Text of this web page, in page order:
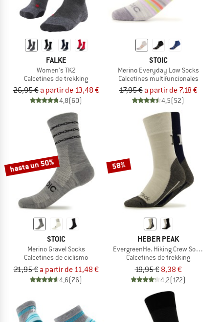
FALKE
Women's TK2
Calcetines de trekking
26,95 € a partir de 13,48 €
4,8(60)
STOIC
Merino Everyday Low Socks
Calcetines multifuncionales
17,95 € a partir de 7,18 €
4,5(52)
hasta un 50%
STOIC
Merino Gravel Socks
Calcetines de ciclismo
21,95 € a partir de 11,48 €
4,6(76)
58%
HEBER PEAK
EvergreenHe. Hiking Crew Socks 2-
Calcetines de trekking
19,95 € 8,38 €
4,2(172)